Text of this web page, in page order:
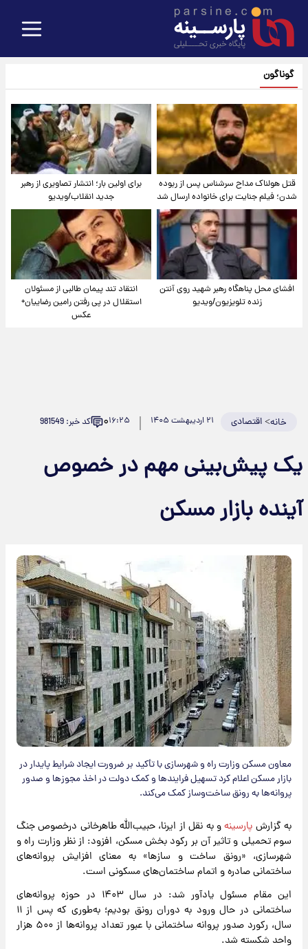
گوناگون
قتل هولناک مداح سرشناس پس از ربوده
شدن؛ فیلم جنایت برای خانواده ارسال شد
برای اولین بار؛ انتشار تصاویری از رهبر
جدید انقلاب/ویدیو
افشای محل پناهگاه‌ رهبر شهید روی آنتن
زنده تلویزیون/ویدیو
انتقاد تند پیمان طالبی از مسئولان
استقلال در پی رفتن رامین رضاییان+
عکس
خانه>اقتصادی ۲۱ اردیبهشت ۱۴۰۵ ۱۶:۲۵۰ کد خبر: 981549
یک پیش‌بینی مهم در خصوص
آینده بازار مسکن
معاون مسکن وزارت راه و شهرسازی با تأکید بر ضرورت ایجاد شرایط پایدار در
بازار مسکن اعلام کرد تسهیل فرایندها و کمک دولت در اخذ مجوزها و صدور
پروانه‌ها به رونق ساخت‌وساز کمک می‌کند.
به گزارش پارسینهو به نقل از ایرنا، حبیب‌الله طاهرخانی درخصوص جنگ
سوم تحمیلی و تاثیر آن بر رکود بخش مسکن، افزود: از نظر وزارت راه و
شهرسازی، «رونق ساخت و سازها» به معنای افزایش پروانه‌های
ساختمانی صادره و اتمام ساختمان‌های مسکونی است.
این مقام مسئول یادآور شد: در سال ۱۴۰۳ در حوزه پروانه‌های
ساختمانی در حال ورود به دوران رونق بودیم؛ به‌طوری که پس از ۱۱
سال، رکورد صدور پروانه ساختمانی با عبور تعداد پروانه‌ها از ۵۰۰ هزار
واحد شکسته شد.